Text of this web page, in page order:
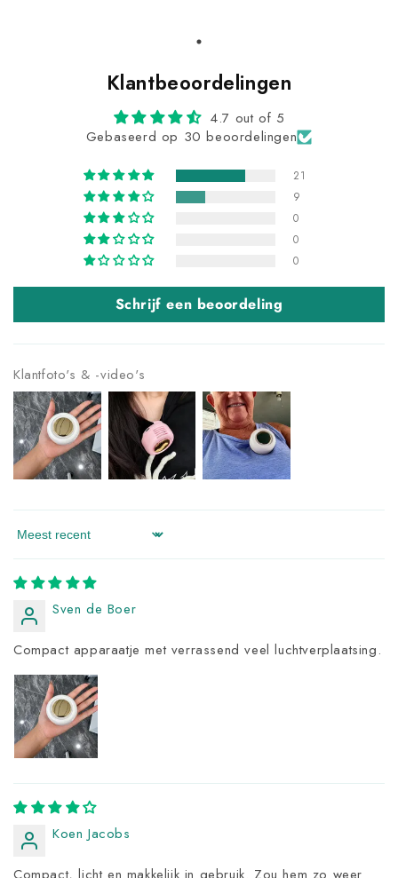
Klantbeoordelingen
4.7 out of 5
Gebaseerd op 30 beoordelingen
21
9
0
0
0
Schrijf een beoordeling
Klantfoto's & -video's
Sort by
Sven de Boer
Compact apparaatje met verrassend veel luchtverplaatsing.
Koen Jacobs